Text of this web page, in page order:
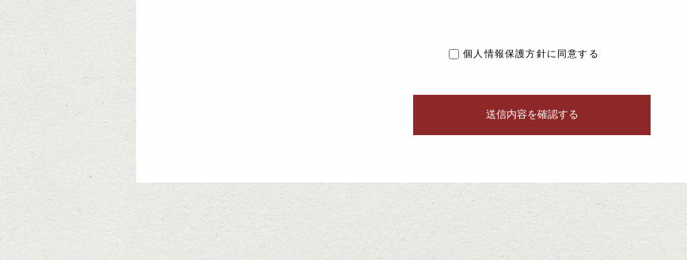
個人情報保護方針に同意する